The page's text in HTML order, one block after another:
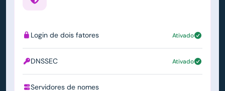
Login de dois fatores Ativado
DNSSEC Ativado
Servidores de nomes